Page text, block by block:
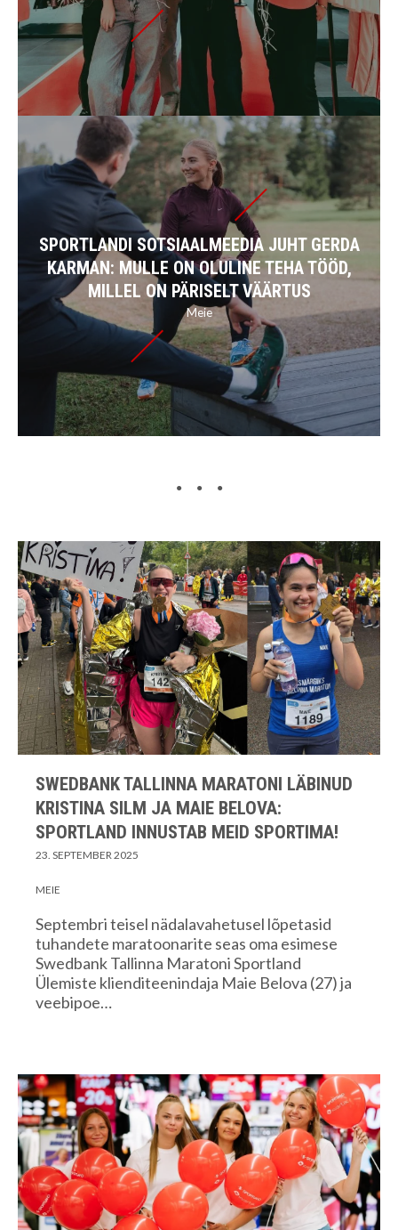
SPORTLANDI SOTSIAALMEEDIA JUHT GERDA
KARMAN: MULLE ON OLULINE TEHA TÖÖD,
MILLEL ON PÄRISELT VÄÄRTUS
Meie
SWEDBANK TALLINNA MARATONI LÄBINUD
KRISTINA SILM JA MAIE BELOVA:
SPORTLAND INNUSTAB MEID SPORTIMA!
23. SEPTEMBER 2025
MEIE
Septembri teisel nädalavahetusel lõpetasid
tuhandete maratoonarite seas oma esimese
Swedbank Tallinna Maratoni Sportland
Ülemiste klienditeenindaja Maie Belova (27) ja
veebipoe…